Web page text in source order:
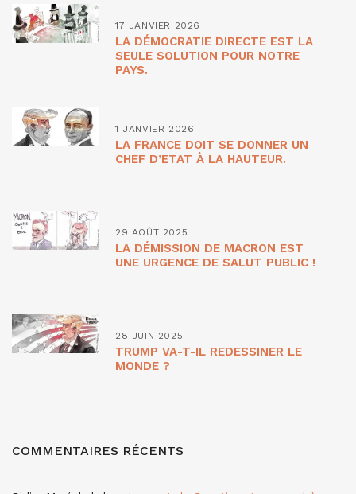
17 JANVIER 2026
LA DÉMOCRATIE DIRECTE EST LA
SEULE SOLUTION POUR NOTRE
PAYS.
1 JANVIER 2026
LA FRANCE DOIT SE DONNER UN
CHEF D’ETAT À LA HAUTEUR.
29 AOÛT 2025
LA DÉMISSION DE MACRON EST
UNE URGENCE DE SALUT PUBLIC !
28 JUIN 2025
TRUMP VA-T-IL REDESSINER LE
MONDE ?
COMMENTAIRES RÉCENTS